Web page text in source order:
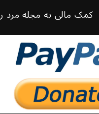
کمک مالی به مجله مرد